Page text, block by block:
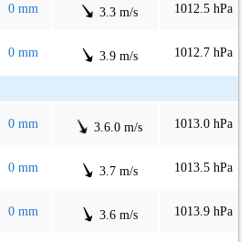
0 mm 3.3 m/s 1012.5 hPa
0 mm 3.9 m/s 1012.7 hPa
0 mm 3.6.0 m/s 1013.0 hPa
0 mm 3.7 m/s 1013.5 hPa
0 mm 3.6 m/s 1013.9 hPa